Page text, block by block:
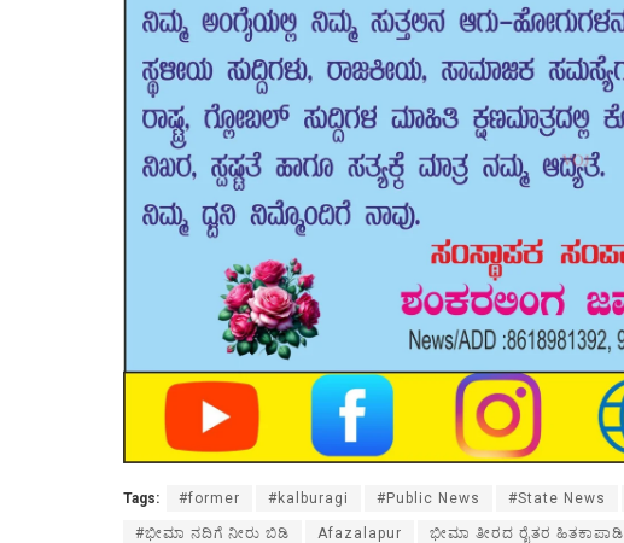
Tags: #former #kalburagi #Public News #State News
#ಭೀಮಾ ನದಿಗೆ ನೀರು ಬಿಡಿ Afazalapur ಭೀಮಾ ತೀರದ ರೈತರ ಹಿತಕಾಪಾಡಿ